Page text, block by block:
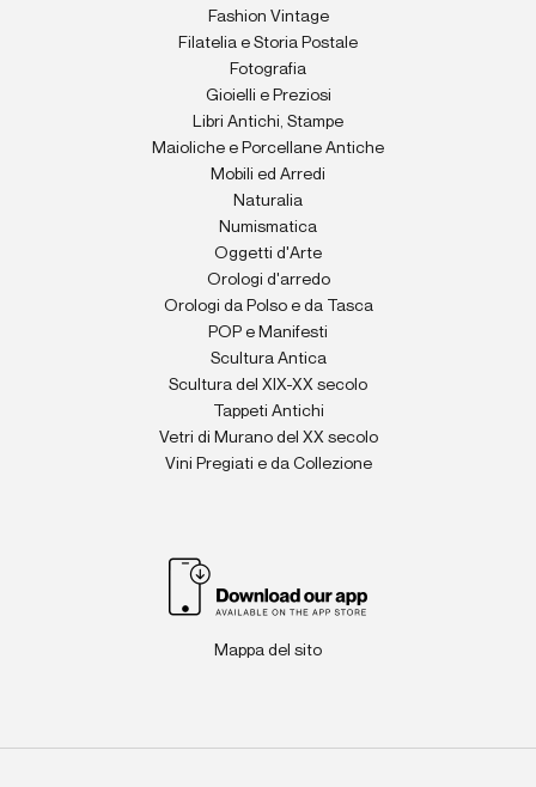
Fashion Vintage
Filatelia e Storia Postale
Fotografia
Gioielli e Preziosi
Libri Antichi, Stampe
Maioliche e Porcellane Antiche
Mobili ed Arredi
Naturalia
Numismatica
Oggetti d'Arte
Orologi d'arredo
Orologi da Polso e da Tasca
POP e Manifesti
Scultura Antica
Scultura del XIX-XX secolo
Tappeti Antichi
Vetri di Murano del XX secolo
Vini Pregiati e da Collezione
Mappa del sito